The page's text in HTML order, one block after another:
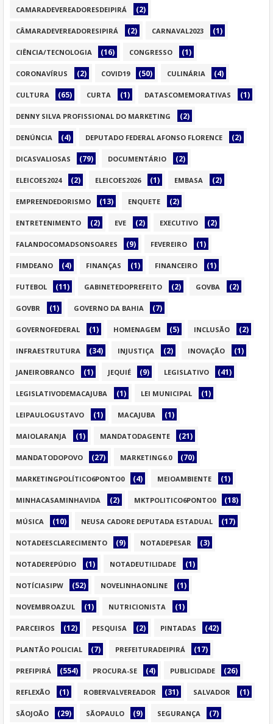
CAMARADEVEREADORESDEIPIRÁ (2)
CÂMARADEVEREADORESIPIRÁ (2) CARNAVAL2023 (1)
CIÊNCIA/TECNOLOGIA (16) CONGRESSO (1)
CORONAVÍRUS (2) COVID19 (50) CULINÁRIA (4)
CULTURA (65) CURTA (1) DATASCOMEMORATIVAS (1)
DENNY SILVA PROFISSIONAL DO MARKETING (2)
DENÚNCIA (4) DEPUTADO FEDERAL AFONSO FLORENCE (2)
DICASVALIOSAS (79) DOCUMENTÁRIO (2)
ELEICOES2024 (2) ELEICOES2026 (1) EMBASA (2)
EMPREENDEDORISMO (13) ENQUETE (2)
ENTRETENIMENTO (2) EVE (2) EXECUTIVO (2)
FALANDOCOMADSONSOARES (9) FEVEREIRO (1)
FIMDEANO (4) FINANÇAS (1) FINANCEIRO (1)
FUTEBOL (11) GABINETEDOPREFEITO (2) GOVBA (2)
GOVBR (1) GOVERNO DA BAHIA (7)
GOVERNOFEDERAL (1) HOMENAGEM (5) INCLUSÃO (2)
INFRAESTRUTURA (34) INJUSTIÇA (2) INOVAÇÃO (1)
JANEIROBRANCO (1) JEQUIÉ (9) LEGISLATIVO (41)
LEGISLATIVODEMACAJUBA (1) LEI MUNICIPAL (1)
LEIPAULOGUSTAVO (1) MACAJUBA (1)
MAIOLARANJA (1) MANDATODAGENTE (21)
MANDATODOPOVO (27) MARKETING6.0 (70)
MARKETINGPOLÍTICO6PONTO0 (4) MEIOAMBIENTE (1)
MINHACASAMINHAVIDA (2) MKTPOLITICO6PONTO0 (18)
MÚSICA (10) NEUSA CADORE DEPUTADA ESTADUAL (17)
NOTADEESCLARECIMENTO (9) NOTADEPESAR (3)
NOTADEREPÚDIO (1) NOTADEUTILIDADE (1)
NOTÍCIASIPW (52) NOVELINHAONLINE (1)
NOVEMBROAZUL (1) NUTRICIONISTA (1)
PARCEIROS (12) PESQUISA (2) PINTADAS (42)
PLANTÃO POLICIAL (7) PREFEITURADEIPIRÁ (17)
PREFIPIRÁ (554) PROCURA-SE (4) PUBLICIDADE (26)
REFLEXÃO (1) ROBERVALVEREADOR (31) SALVADOR (1)
SÃOJOÃO (29) SÃOPAULO (9) SEGURANÇA (7)